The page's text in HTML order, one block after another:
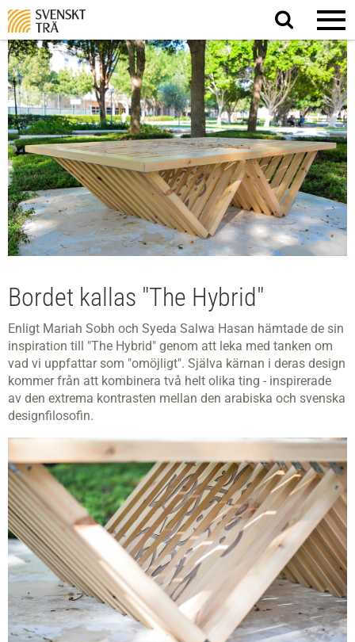
Sök
på
webbplatsen
Bordet kallas "The Hybrid"
Enligt Mariah Sobh och Syeda Salwa Hasan hämtade de sin
inspiration till "The Hybrid" genom att leka med tanken om
vad vi uppfattar som "omöjligt". Själva kärnan i deras design
kommer från att kombinera två helt olika ting - inspirerade
av den extrema kontrasten mellan den arabiska och svenska
designfilosofin.